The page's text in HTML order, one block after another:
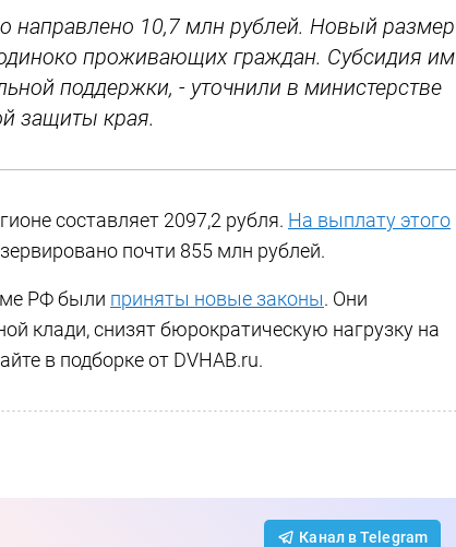
направлено 10,7 млн рублей. Новый размер
проживающих граждан. Субсидия им
поддержки, - уточнили в министерстве
защиты края.
составляет 2097,2 рубля. На выплату этого
почти 855 млн рублей.
РФ были приняты новые законы. Они
клади, снизят бюрократическую нагрузку на
в подборке от DVHAB.ru.
Канал в Telegram